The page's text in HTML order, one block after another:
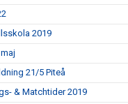
2019
21/5 Piteå
& Matchtider 2019